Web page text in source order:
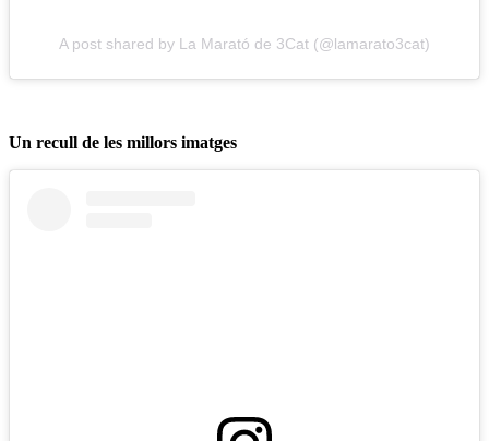
A post shared by La Marató de 3Cat (@lamarato3cat)
Un recull de les millors imatges